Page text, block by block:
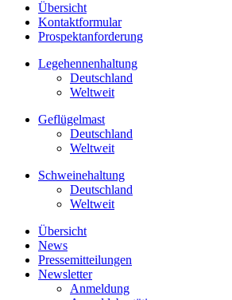
Übersicht
Kontaktformular
Prospektanforderung
Legehennenhaltung
Deutschland
Weltweit
Geflügelmast
Deutschland
Weltweit
Schweinehaltung
Deutschland
Weltweit
Übersicht
News
Pressemitteilungen
Newsletter
Anmeldung